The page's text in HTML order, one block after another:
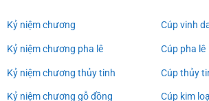
Kỷ niệm chương
Kỷ niệm chương pha lê
Kỷ niệm chương thủy tinh
Kỷ niệm chương gỗ đồng
Cúp vinh
Cúp pha lê
Cúp thủy
Cúp kim